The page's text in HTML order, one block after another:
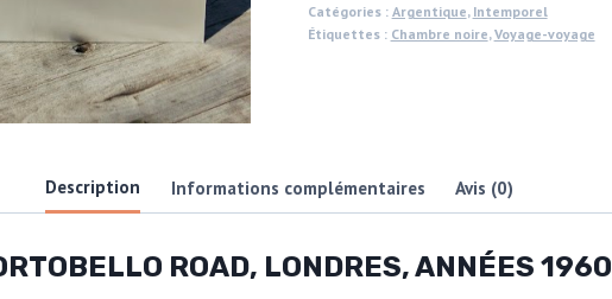
Portobello,
Londres,
Catégories : Argentique, Intemporel
Étiquettes : Chambre noire,Voyage-voyage
Description Informations complémentaires Avis (0)
ROAD, LONDRES, ANNÉES 1960